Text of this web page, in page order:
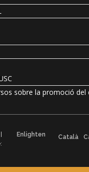
sobre la promoció del
Enlighten Català